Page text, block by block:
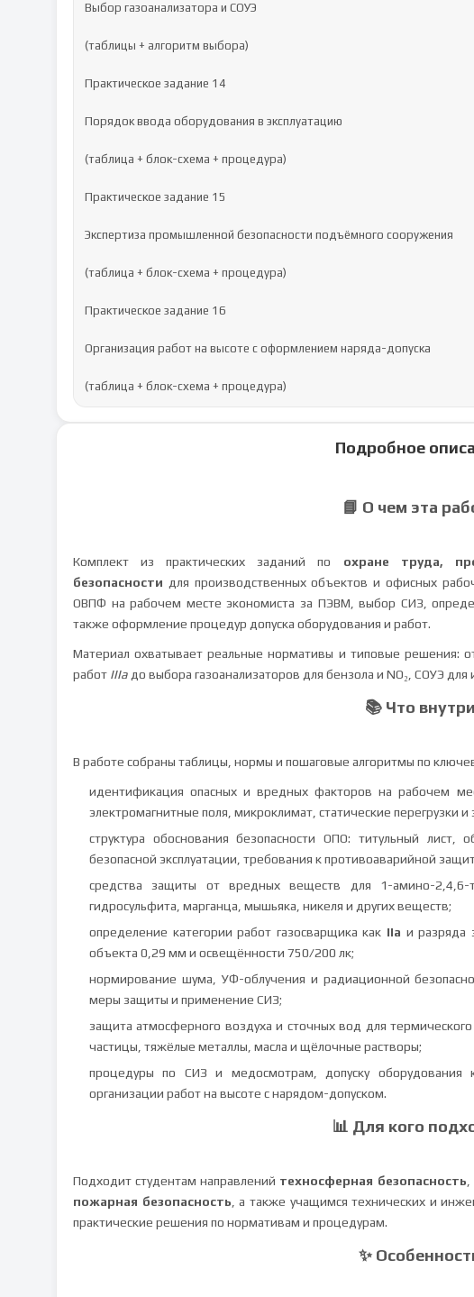
Выбор газоанализатора и СОУЭ
(таблицы + алгоритм выбора)
Практическое задание 14
Порядок ввода оборудования в эксплуатацию
(таблица + блок-схема + процедура)
Практическое задание 15
Экспертиза промышленной безопасности подъёмного сооружения
(таблица + блок-схема + процедура)
Практическое задание 16
Организация работ на высоте с оформлением наряда-допуска
(таблица + блок-схема + процедура)
Подробное
📘 О чем эта
Комплект из практических заданий по охране труда,
безопасности для производственных объектов и офисных
ОВПФ на рабочем месте экономиста за ПЭВМ, выбор СИЗ,
также оформление процедур допуска оборудования и работ.
Материал охватывает реальные нормативы и типовые решения:
работ IIIа до выбора газоанализаторов для бензола и NO₂, СОУЭ
📚 Что внутри
В работе собраны таблицы, нормы и пошаговые алгоритмы по
идентификация опасных и вредных факторов на рабочем
электромагнитные поля, микроклимат, статические перегрузки
структура обоснования безопасности ОПО: титульный
безопасной эксплуатации, требования к противоаварийной
средства защиты от вредных веществ для 1-амино-2,4,6-
гидросульфита, марганца, мышьяка, никеля и других веществ;
определение категории работ газосварщика как IIа и разряда
объекта 0,29 мм и освещённости 750/200 лк;
нормирование шума, УФ-облучения и радиационной
меры защиты и применение СИЗ;
защита атмосферного воздуха и сточных вод для
частицы, тяжёлые металлы, масла и щёлочные растворы;
процедуры по СИЗ и медосмотрам, допуску оборудования
организации работ на высоте с нарядом-допуском.
📊 Для кого
Подходит студентам направлений техносферная безопасность
пожарная безопасность , а также учащимся технических и
практические решения по нормативам и процедурам.
✨